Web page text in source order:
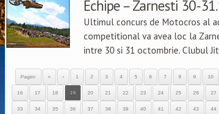
Echipe – Zarnesti 30-
Ultimul concurs de Motocros al
competitional va avea loc la
intre 30 si 31 octombrie. Clubul
Pagini: « ‹ 1 2 3 4 5 6 7 8 9 10
16 17 18 19 20 21 22 23 24 25 26 27
33 34 35 36 37 38 39 40 41 42 43 44